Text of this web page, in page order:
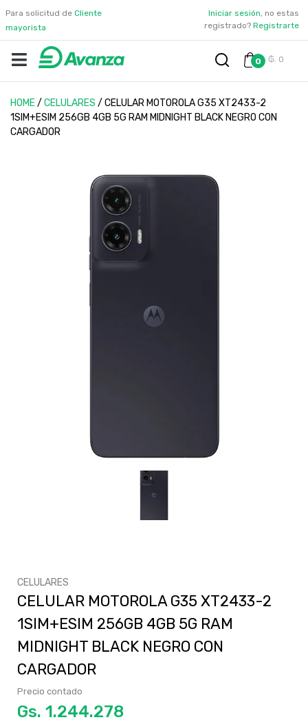
Para solicitud de Cliente
mayorista
Iniciar sesión, no estas
registrado? Registrarte
0 ₲. 0
HOME/ CELULARES / CELULAR MOTOROLA G35 XT2433-2
1SIM+ESIM 256GB 4GB 5G RAM MIDNIGHT BLACK NEGRO CON
CARGADOR
CELULARES
CELULAR MOTOROLA G35 XT2433-2
1SIM+ESIM 256GB 4GB 5G RAM
MIDNIGHT BLACK NEGRO CON
CARGADOR
Precio contado
Gs. 1.244.278